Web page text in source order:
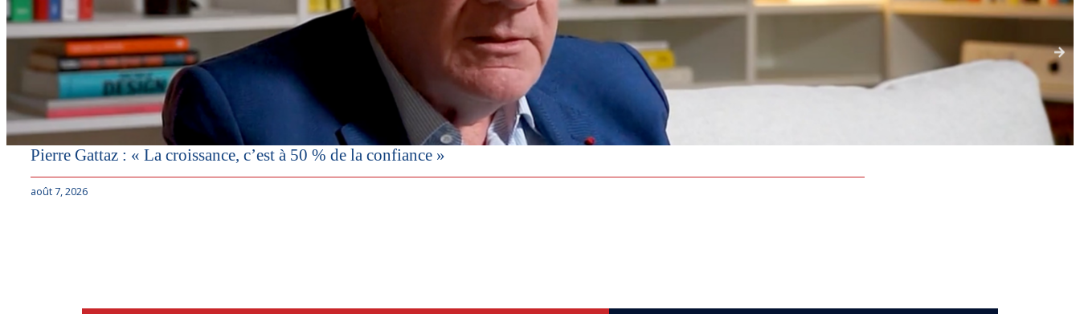
Pierre Gattaz : « La croissance, c’est à 50 % de la confiance »
août 7, 2026